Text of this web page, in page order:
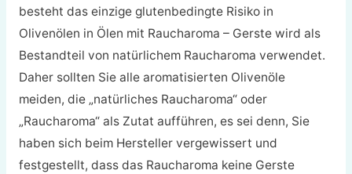
besteht das einzige glutenbedingte Risiko in
Olivenölen in Ölen mit Raucharoma – Gerste wird als
Bestandteil von natürlichem Raucharoma verwendet.
Daher sollten Sie alle aromatisierten Olivenöle
meiden, die „natürliches Raucharoma“ oder
„Raucharoma“ als Zutat aufführen, es sei denn, Sie
haben sich beim Hersteller vergewissert und
festgestellt, dass das Raucharoma keine Gerste